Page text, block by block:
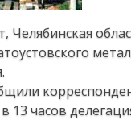
Челябинская
в 13 часов